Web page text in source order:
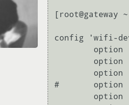
config 'wifi-
#	option 'disabled' '1'